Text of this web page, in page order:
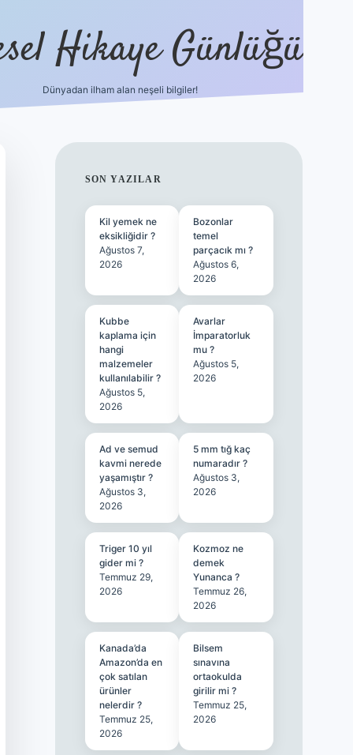
Hikaye Günlüğü
Dünyadan ilham alan neşeli bilgiler!
SIDEBAR
SON YAZILAR
Kil yemek ne
eksikliğidir ?
Ağustos 7,
2026
Bozonlar
temel
parçacık mı ?
Ağustos 6,
2026
Kubbe
kaplama için
hangi
malzemeler
kullanılabilir ?
Ağustos 5,
2026
Avarlar
İmparatorluk
mu ?
Ağustos 5,
2026
Ad ve semud
kavmi nerede
yaşamıştır ?
Ağustos 3,
2026
5 mm tığ kaç
numaradır ?
Ağustos 3,
2026
Triger 10 yıl
gider mi ?
Temmuz 29,
2026
Kozmoz ne
demek
Yunanca ?
Temmuz 26,
2026
Kanada’da
Amazon’da en
çok satılan
ürünler
nelerdir ?
Temmuz 25,
2026
Bilsem
sınavına
ortaokulda
girilir mi ?
Temmuz 25,
2026
betexper güvenilir mi